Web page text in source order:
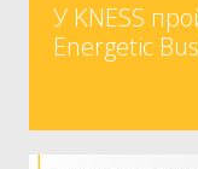
У KNESS
Energetic